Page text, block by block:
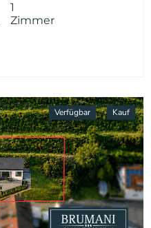
1
Zimmer
Verfügbar Kauf